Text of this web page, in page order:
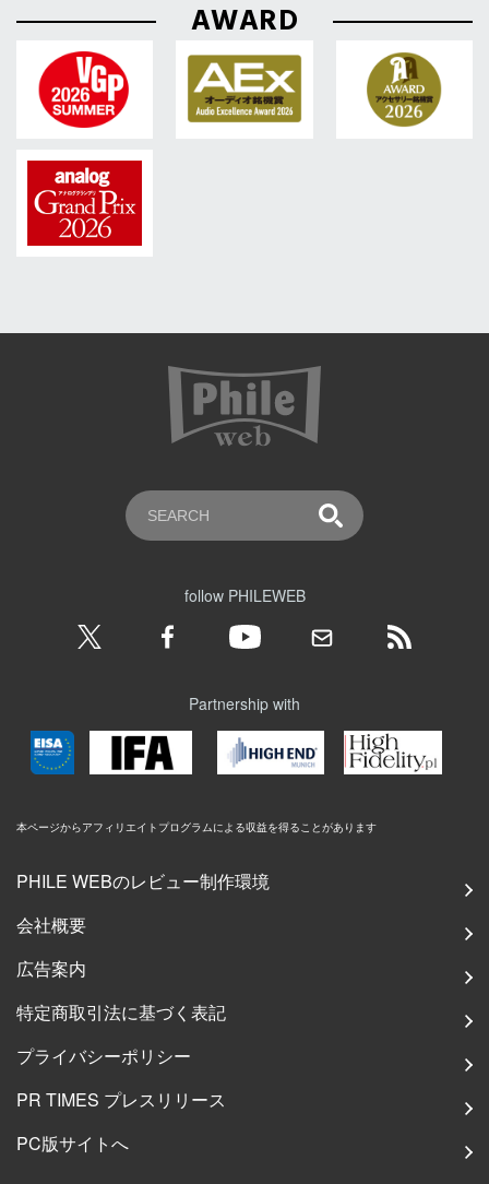
AWARD
follow PHILEWEB
Partnership with
本ページからアフィリエイトプログラムによる収益を得ることがあります
PHILE WEBのレビュー制作環境
会社概要
広告案内
特定商取引法に基づく表記
プライバシーポリシー
PR TIMES プレスリリース
PC版サイトへ